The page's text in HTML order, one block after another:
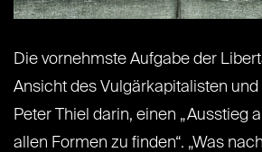
Die vornehmste Aufgabe der
Ansicht des Vulgärkapitalisten
Peter Thiel darin, einen „Ausstieg
allen Formen zu finden“. „Was